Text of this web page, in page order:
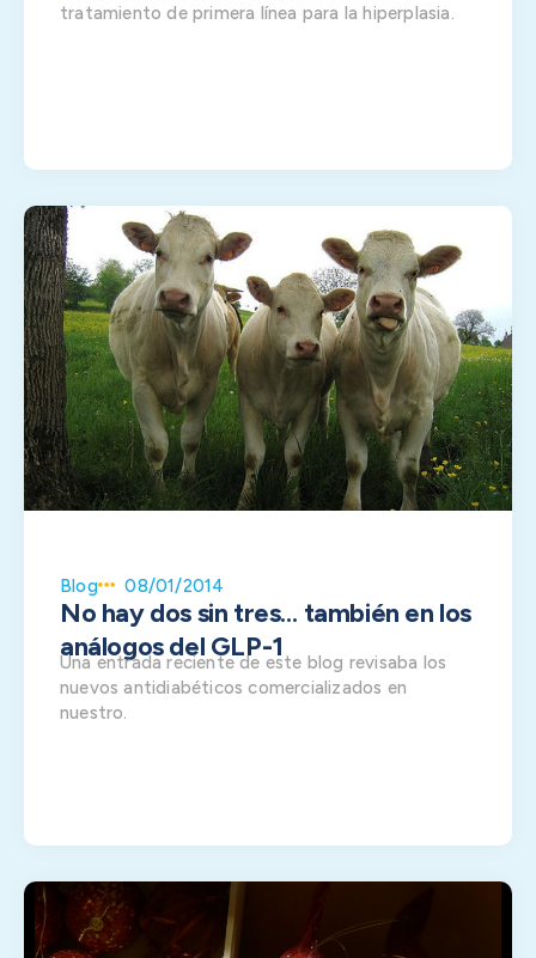
tratamiento de primera línea para la hiperplasia.
Blog 08/01/2014
No hay dos sin tres… también en los
análogos del GLP-1
Una entrada reciente de este blog revisaba los
nuevos antidiabéticos comercializados en
nuestro.